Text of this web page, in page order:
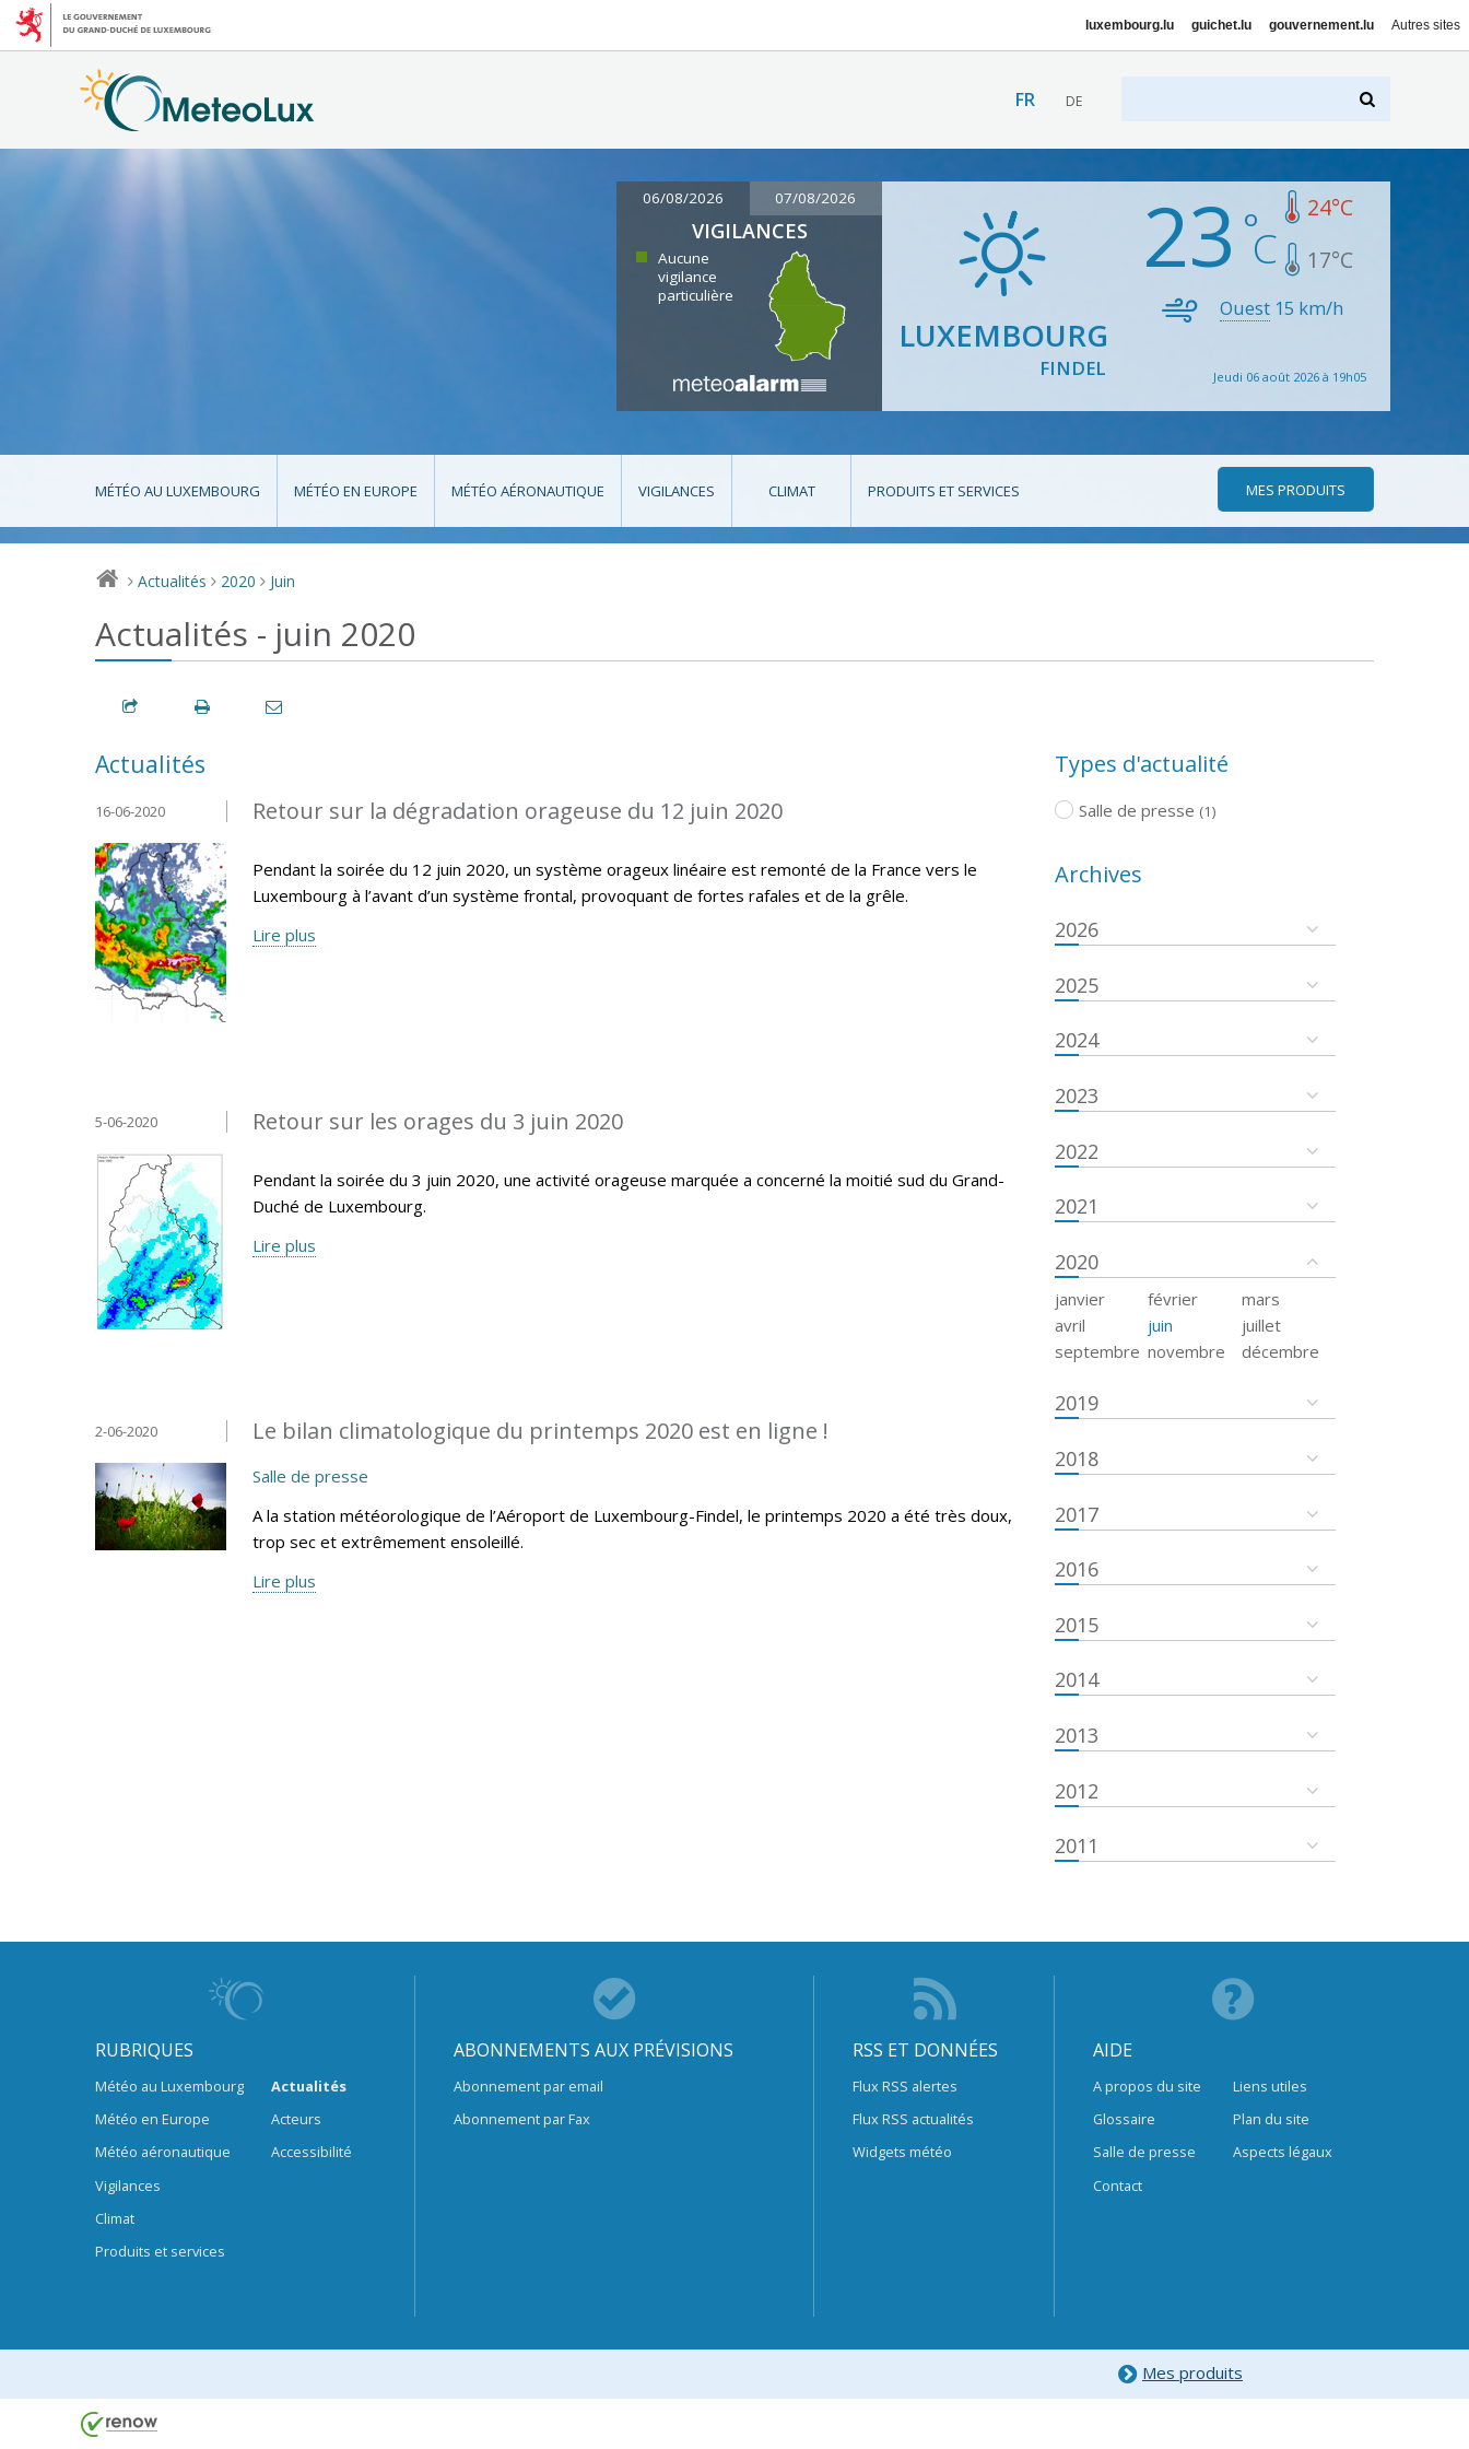
luxembourg.lu guichet.lu gouvernement.lu Autres sites
FR DE
06/08/2026 07/08/2026
VIGILANCES
Aucune
vigilance
particulière
LUXEMBOURG
FINDEL
23 24°C
17°C
Ouest 15 km/h
Jeudi 06 août 2026 à 19h05
MÉTÉO AU LUXEMBOURG MÉTÉO EN EUROPE MÉTÉO AÉRONAUTIQUE VIGILANCES CLIMAT PRODUITS ET SERVICES MES PRODUITS
> Actualités > 2020 > Juin
Actualités - juin 2020
Actualités
Retour sur la dégradation orageuse du 12 juin 2020
16-06-2020
Pendant la soirée du 12 juin 2020, un système orageux linéaire est remonté de la France vers le
Luxembourg à l’avant d’un système frontal, provoquant de fortes rafales et de la grêle.
Lire plus
Retour sur les orages du 3 juin 2020
5-06-2020
Pendant la soirée du 3 juin 2020, une activité orageuse marquée a concerné la moitié sud du Grand-
Duché de Luxembourg.
Lire plus
Le bilan climatologique du printemps 2020 est en ligne !
2-06-2020
Salle de presse
A la station météorologique de l’Aéroport de Luxembourg-Findel, le printemps 2020 a été très doux,
trop sec et extrêmement ensoleillé.
Lire plus
Types d'actualité
Salle de presse (1)
Archives
2026
2025
2024
2023
2022
2021
2020
janvier février
mars
avril
juin
juillet
septembre novembre décembre
2019
2018
2017
2016
2015
2014
2013
2012
2011
RUBRIQUES
Météo au Luxembourg
Météo en Europe
Météo aéronautique
Vigilances
Climat
Produits et services
Actualités
Acteurs
Accessibilité
ABONNEMENTS AUX PRÉVISIONS
Abonnement par email
Abonnement par Fax
RSS ET DONNÉES
Flux RSS alertes
Flux RSS actualités
Widgets météo
AIDE
A propos du site
Glossaire
Salle de presse
Contact
Liens utiles
Plan du site
Aspects légaux
Mes produits